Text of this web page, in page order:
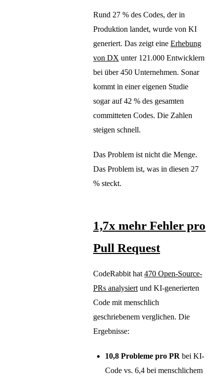
Rund 27 % des Codes, der in
Produktion landet, wurde von KI
generiert. Das zeigt eine Erhebung
von DX unter 121.000 Entwicklern
bei über 450 Unternehmen. Sonar
kommt in einer eigenen Studie
sogar auf 42 % des gesamten
committeten Codes. Die Zahlen
steigen schnell.
Das Problem ist nicht die Menge.
Das Problem ist, was in diesen 27
% steckt.
1,7x mehr Fehler pro
Pull Request
CodeRabbit hat 470 Open-Source-
PRs analysiert und KI-generierten
Code mit menschlich
geschriebenem verglichen. Die
Ergebnisse:
10,8 Probleme pro PR bei KI-
Code vs. 6,4 bei menschlichem